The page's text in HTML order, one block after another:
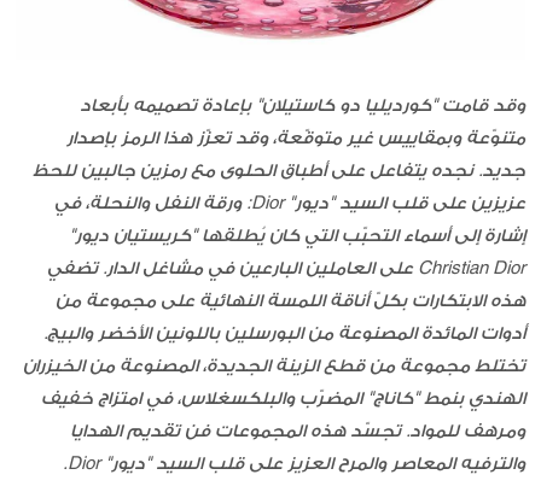
وقد قامت "كورديليا دو كاستيلان" بإعادة تصميمه بأبعاد
متنوّعة وبمقاييس غير متوقّعة، وقد تعزّز هذا الرمز بإصدار
جديد. نجده يتفاعل على أطباق الحلوى مع رمزين جالبين للحظ
عزيزين على قلب السيد "ديور"Dior: ورقة النفل والنحلة، في
إشارة إلى أسماء التحبّب التي كان يُطلقها "كريستيان ديور"
Christian Dior على العاملين البارعين في مشاغل الدار. تضفي
هذه الابتكارات بكلّ أناقة اللمسة النهائية على مجموعة من
أدوات المائدة المصنوعة من البورسلين باللونين الأخضر والبيج.
تختلط مجموعة من قطع الزينة الجديدة، المصنوعة من الخيزران
الهندي بنمط "كاناج" المضرّب والبلكسغلاس، في امتزاج خفيف
ومرهف للمواد. تجسّد هذه المجموعات فن تقديم الهدايا
والترفيه المعاصر والمرح العزيز على قلب السيد "ديور"Dior
.